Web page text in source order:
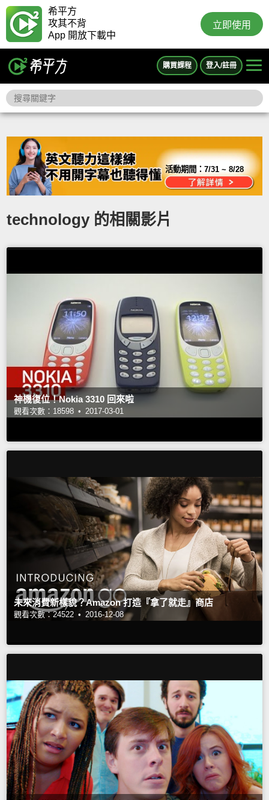
希平方
攻其不背
App 開放下載中
立即使用
購買課程 登入/註冊
活動期間：7/31 ~ 8/28
technology 的相關影片
神機復位！Nokia 3310 回來啦
觀看次數：18598 • 2017-03-01
未來消費新樣貌？Amazon 打造『拿了就走』商店
觀看次數：24522 • 2016-12-08